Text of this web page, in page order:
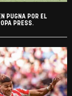
PUGNA POR EL
PRESS.